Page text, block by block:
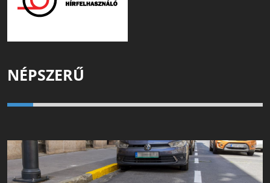
NÉPSZERŰ